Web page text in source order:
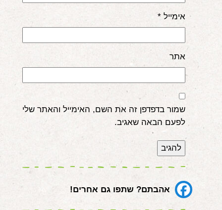
אימייל *
אתר
שמור בדפדפן זה את השם, האימייל והאתר שלי
לפעם הבאה שאגיב.
אהבתם? שתפו גם אחרים!